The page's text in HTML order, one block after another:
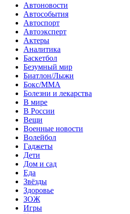
Автоновости
Автособытия
Автоспорт
Автоэксперт
Актеры
Аналитика
Баскетбол
Безумный мир
Биатлон/Лыжи
Бокс/MMA
Болезни и лекарства
В мире
В России
Вещи
Военные новости
Волейбол
Гаджеты
Дети
Дом и сад
Еда
Звёзды
Здоровье
ЗОЖ
Игры